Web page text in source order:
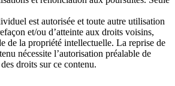
est autorisée et toute autre utilisation
et/ou d’atteinte aux droits voisins,
de la propriété intellectuelle. La reprise de
nécessite l’autorisation préalable de
droits sur ce contenu.